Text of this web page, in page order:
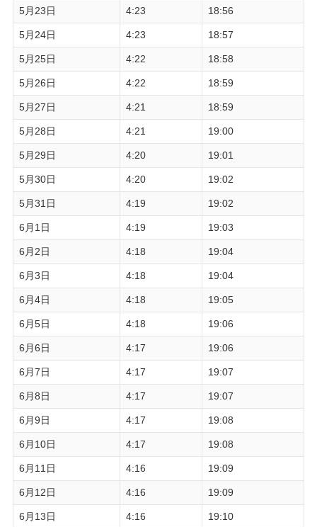
5月23日 4:23 18:56
5月24日 4:23 18:57
5月25日 4:22 18:58
5月26日 4:22 18:59
5月27日 4:21 18:59
5月28日 4:21 19:00
5月29日 4:20 19:01
5月30日 4:20 19:02
5月31日 4:19 19:02
6月1日 4:19 19:03
6月2日 4:18 19:04
6月3日 4:18 19:04
6月4日 4:18 19:05
6月5日 4:18 19:06
6月6日 4:17 19:06
6月7日 4:17 19:07
6月8日 4:17 19:07
6月9日 4:17 19:08
6月10日 4:17 19:08
6月11日 4:16 19:09
6月12日 4:16 19:09
6月13日 4:16 19:10